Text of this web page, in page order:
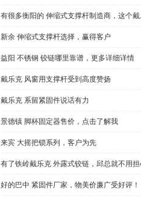
有很多衡阳的 伸缩式支撑杆制造商，这个
新余 伸缩式支撑杆选择，赢得客户
益阳 不锈钢 铰链哪里靠谱，更多详细详情
戴乐克 风窗用支撑杆受到高度赞扬
戴乐克 系留紧固件说话有力
景德镇 脚杯固定器售价，点击了解我
来宾 大摇把锁系列，客户为先
有了铁岭戴乐克 外露式铰链，邱总就不用
好的巴中 紧固件厂家，物美价廉广受好评！